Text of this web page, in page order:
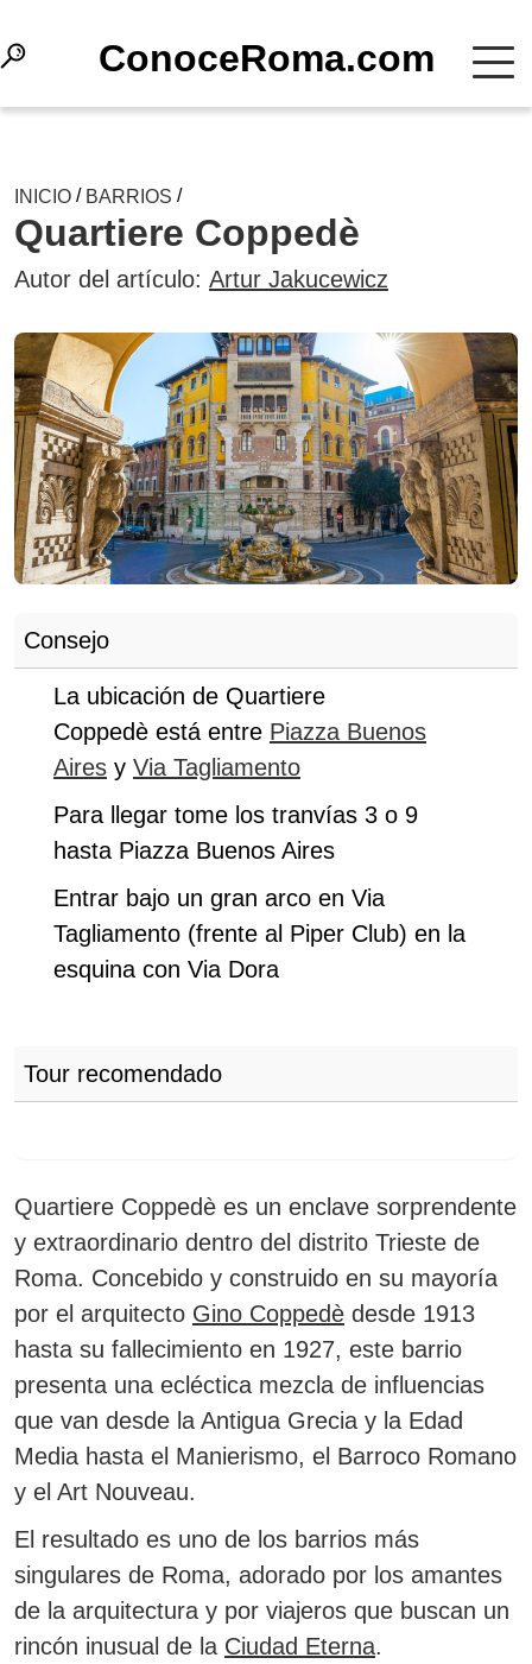
СonoceRoma.com
INICIO / BARRIOS /
Quartiere Coppedè
Autor del artículo: Artur Jakucewicz
Consejo
La ubicación de Quartiere
Coppedè está entre Piazza Buenos
Aires y Via Tagliamento
Para llegar tome los tranvías 3 o 9
hasta Piazza Buenos Aires
Entrar bajo un gran arco en Via
Tagliamento (frente al Piper Club) en la
esquina con Via Dora
Tour recomendado
Quartiere Coppedè es un enclave sorprendente
y extraordinario dentro del distrito Trieste de
Roma. Concebido y construido en su mayoría
por el arquitecto Gino Coppedè desde 1913
hasta su fallecimiento en 1927, este barrio
presenta una ecléctica mezcla de influencias
que van desde la Antigua Grecia y la Edad
Media hasta el Manierismo, el Barroco Romano
y el Art Nouveau.
El resultado es uno de los barrios más
singulares de Roma, adorado por los amantes
de la arquitectura y por viajeros que buscan un
rincón inusual de la Ciudad Eterna.